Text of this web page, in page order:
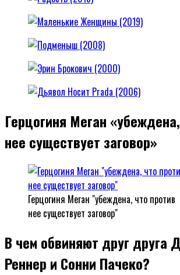
Герцогиня Меган
нее существует заговор»
Герцогиня Меган "убеждена, что против
нее существует заговор"
В чем обвиняют друг друга
Реннер и Сонни Пачеко?